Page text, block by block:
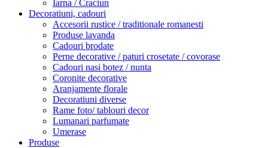
Iarna / Craciun
Decoratiuni, cadouri
Accesorii rustice / traditionale romanesti
Produse lavanda
Cadouri brodate
Perne decorative / paturi crosetate / covorase
Cadouri nasi botez / nunta
Coronite decorative
Aranjamente florale
Decoratiuni diverse
Rame foto/ tablouri decor
Lumanari parfumate
Umerase
Produse